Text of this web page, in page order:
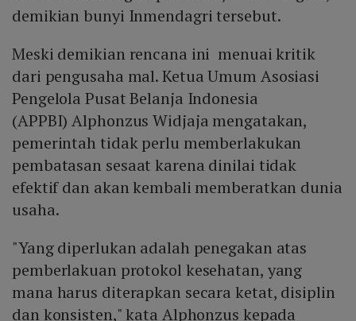
demikian bunyi Inmendagri tersebut.
Meski demikian rencana ini menuai kritik
dari pengusaha mal. Ketua Umum Asosiasi
Pengelola Pusat Belanja Indonesia
(APPBI) Alphonzus Widjaja mengatakan,
pemerintah tidak perlu memberlakukan
pembatasan sesaat karena dinilai tidak
efektif dan akan kembali memberatkan dunia
usaha.
"Yang diperlukan adalah penegakan atas
pemberlakuan protokol kesehatan, yang
mana harus diterapkan secara ketat, disiplin
dan konsisten," kata Alphonzus kepada